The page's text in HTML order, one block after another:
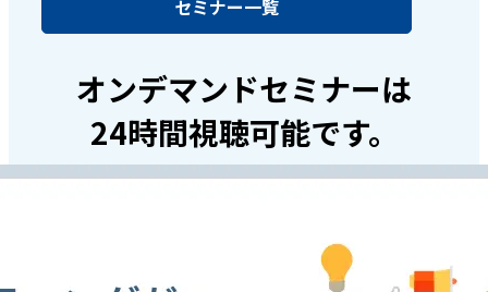
セミナー一覧
オンデマンドセミナーは
24時間視聴可能です。